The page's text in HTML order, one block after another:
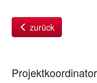
zurück
Projektkoordinator